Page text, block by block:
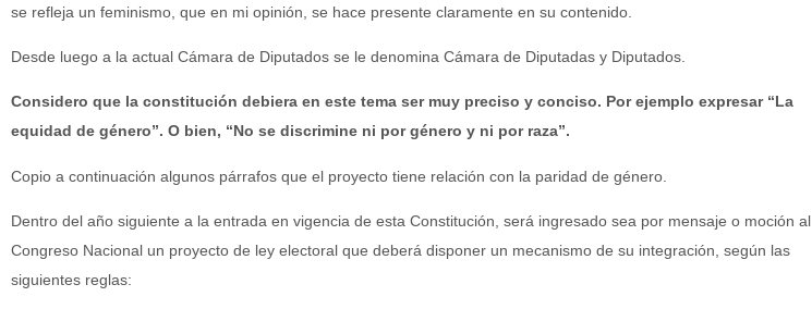
se refleja un feminismo, que en mi opinión, se hace presente claramente en su contenido.
Desde luego a la actual Cámara de Diputados se le denomina Cámara de Diputadas y Diputados.
Considero que la constitución debiera en este tema ser muy preciso y conciso. Por ejemplo expresar “La
equidad de género”. O bien, “No se discrimine ni por género y ni por raza”.
Copio a continuación algunos párrafos que el proyecto tiene relación con la paridad de género.
Dentro del año siguiente a la entrada en vigencia de esta Constitución, será ingresado sea por mensaje o moción al
Congreso Nacional un proyecto de ley electoral que deberá disponer un mecanismo de su integración, según las
siguientes reglas: